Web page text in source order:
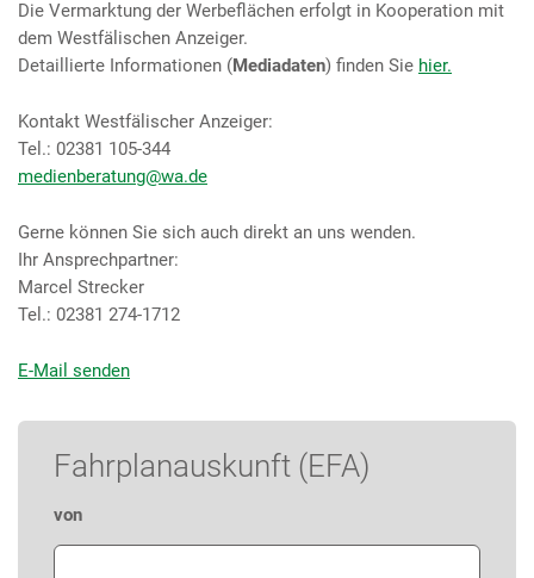
Die Vermarktung der Werbeflächen erfolgt in Kooperation mit
dem Westfälischen Anzeiger.
Detaillierte Informationen (Mediadaten) finden Sie hier.
Kontakt Westfälischer Anzeiger:
Tel.: 02381 105-344
medienberatung@wa.de
Gerne können Sie sich auch direkt an uns wenden.
Ihr Ansprechpartner:
Marcel Strecker
Tel.: 02381 274-1712
E-Mail senden
Fahrplanauskunft (EFA)
von